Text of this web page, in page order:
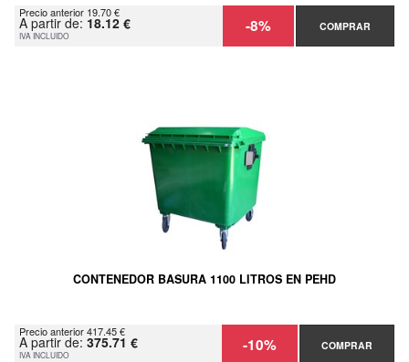
Precio anterior 19.70 €
A partir de: 18.12 €
IVA INCLUIDO -8% COMPRAR
CONTENEDOR BASURA 1100 LITROS EN PEHD
Precio anterior 417.45 €
A partir de: 375.71 €
IVA INCLUIDO -10% COMPRAR